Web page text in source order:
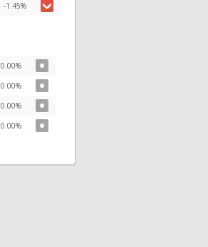
-1.45%
0.00%
0.00%
0.00%
0.00%